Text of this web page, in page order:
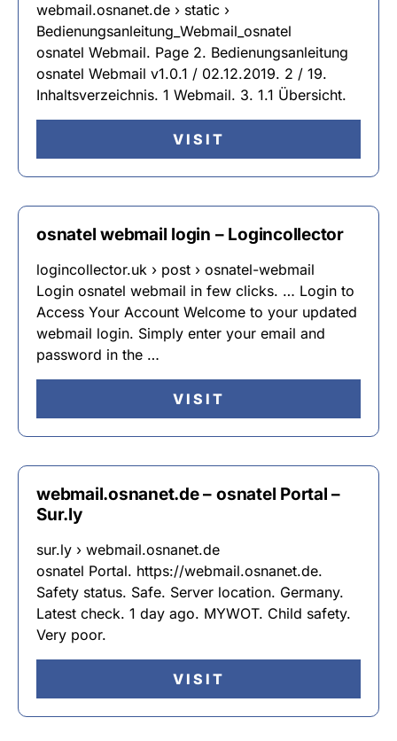
webmail.osnanet.de › static ›
Bedienungsanleitung_Webmail_osnatel
osnatel Webmail. Page 2. Bedienungsanleitung
osnatel Webmail v1.0.1 / 02.12.2019. 2 / 19.
Inhaltsverzeichnis. 1 Webmail. 3. 1.1 Übersicht.
VISIT
osnatel webmail login – Logincollector
logincollector.uk › post › osnatel-webmail
Login osnatel webmail in few clicks. … Login to
Access Your Account Welcome to your updated
webmail login. Simply enter your email and
password in the …
VISIT
webmail.osnanet.de – osnatel Portal –
Sur.ly
sur.ly › webmail.osnanet.de
osnatel Portal. https://webmail.osnanet.de.
Safety status. Safe. Server location. Germany.
Latest check. 1 day ago. MYWOT. Child safety.
Very poor.
VISIT